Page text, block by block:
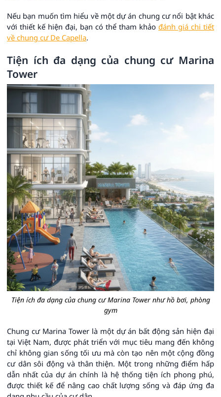
Nếu bạn muốn tìm hiểu về một dự án chung cư nổi bật khác
với thiết kế hiện đại, bạn có thể tham khảo đánh giá chi tiết
về chung cư De Capella.
Tiện ích đa dạng của chung cư Marina
Tower
Tiện ích đa dạng của chung cư Marina Tower như hồ bơi, phòng
gym
Chung cư Marina Tower là một dự án bất động sản hiện đại
tại Việt Nam, được phát triển với mục tiêu mang đến không
chỉ không gian sống tối ưu mà còn tạo nên một cộng đồng
cư dân sôi động và thân thiện. Một trong những điểm hấp
dẫn nhất của dự án chính là hệ thống tiện ích phong phú,
được thiết kế để nâng cao chất lượng sống và đáp ứng đa